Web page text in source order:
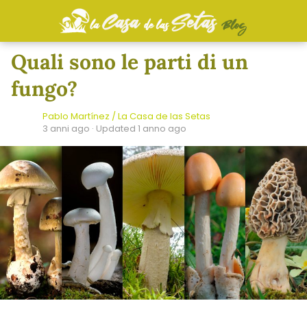
Quali sono le parti di un
fungo?
Pablo Martínez / La Casa de las Setas
3 anni ago · Updated 1 anno ago